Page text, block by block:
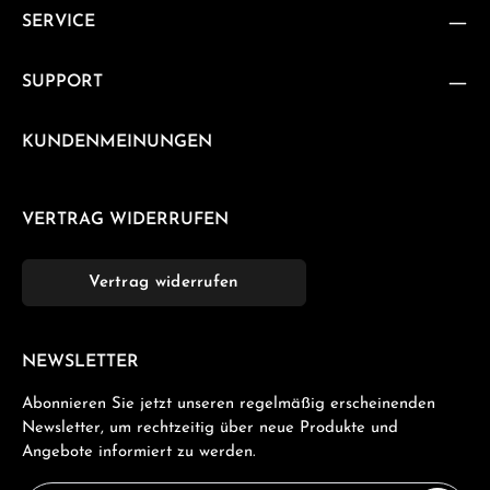
SERVICE
SUPPORT
KUNDENMEINUNGEN
VERTRAG WIDERRUFEN
Vertrag widerrufen
NEWSLETTER
Abonnieren Sie jetzt unseren regelmäßig erscheinenden
Newsletter, um rechtzeitig über neue Produkte und
Angebote informiert zu werden.